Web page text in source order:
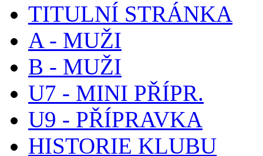
TITULNÍ STRÁNKA
A - MUŽI
B - MUŽI
U7 - MINI PŘÍPR.
U9 - PŘÍPRAVKA
HISTORIE KLUBU